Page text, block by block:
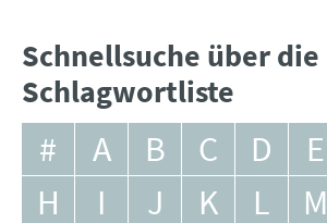
Schnellsuche über die
Schlagwortliste
# A B C D E
H
I J K L M